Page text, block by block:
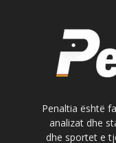
Penaltia është
analizat dhe
dhe sportet e